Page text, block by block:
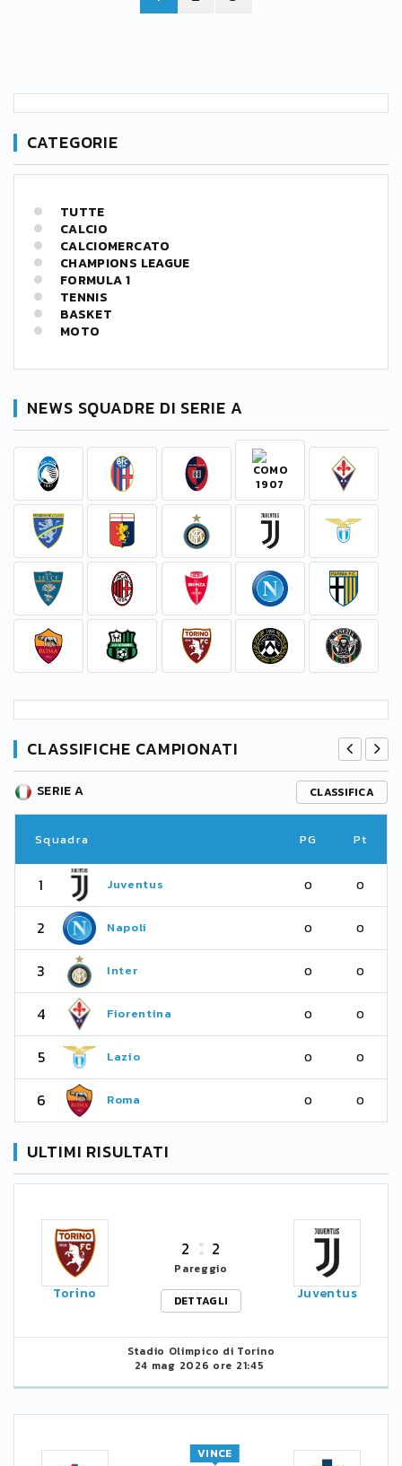
CATEGORIE
TUTTE
CALCIO
CALCIOMERCATO
CHAMPIONS LEAGUE
FORMULA 1
TENNIS
BASKET
MOTO
NEWS SQUADRE DI SERIE A
CLASSIFICHE CAMPIONATI
SERIE A CLASSIFICA
Squadra PG Pt
1 Juventus 0 0
2 Napoli 0 0
3 Inter 0 0
4 Fiorentina 0 0
5 Lazio 0 0
6 Roma 0 0
ULTIMI RISULTATI
Torino
2 2
Pareggio
DETTAGLI
Juventus
Stadio Olimpico di Torino
24 mag 2026 ore 21:45
VINCE